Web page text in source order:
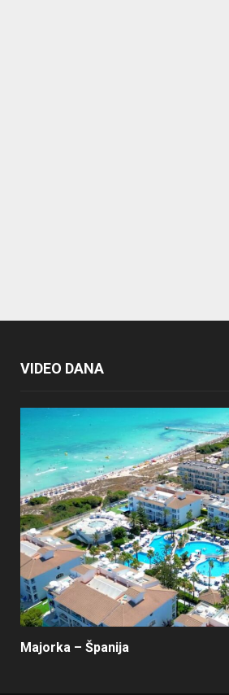
VIDEO DANA
Majorka – Španija